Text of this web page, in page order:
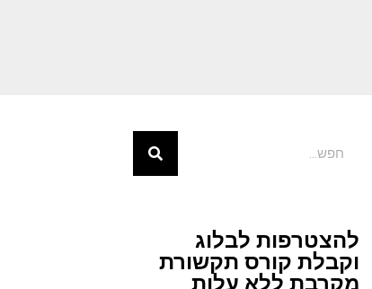
להצטרפות לבלוג
וקבלת קורס תקשורת
מקרבת ללא עלות